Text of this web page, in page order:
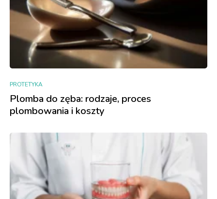
PROTETYKA
Plomba do zęba: rodzaje, proces
plombowania i koszty